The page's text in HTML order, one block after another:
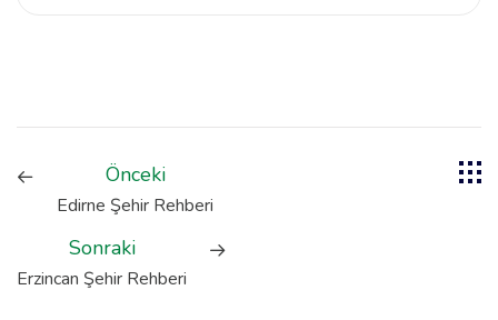
Önceki
Edirne Şehir Rehberi
Sonraki
Erzincan Şehir Rehberi